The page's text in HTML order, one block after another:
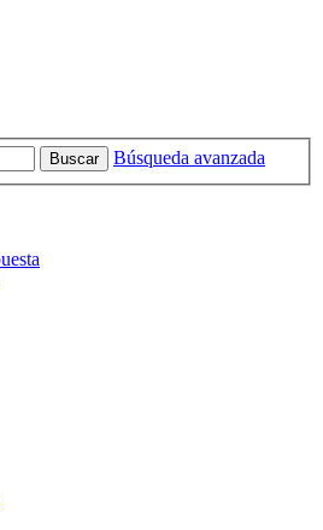
Buscar Búsqueda avanzada